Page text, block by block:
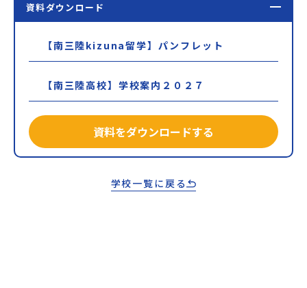
資料ダウンロード
【南三陸kizuna留学】パンフレット
【南三陸高校】学校案内２０２７
資料をダウンロードする
学校一覧に戻る